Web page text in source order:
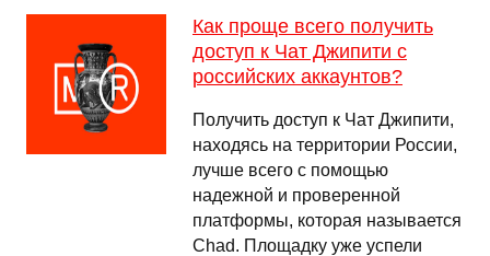
Как проще всего получить
доступ к Чат Джипити с
российских аккаунтов?
Получить доступ к Чат Джипити,
находясь на территории России,
лучше всего с помощью
надежной и проверенной
платформы, которая называется
Chad. Площадку уже успели